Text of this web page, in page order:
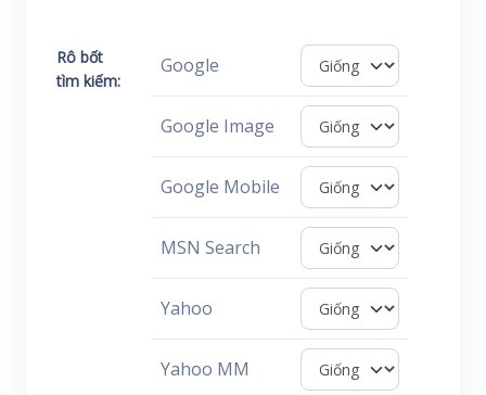
Rô bốt
tìm kiếm:
Google
Google Image
Google Mobile
MSN Search
Yahoo
Yahoo MM